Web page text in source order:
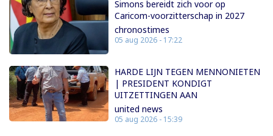
Simons bereidt zich voor op
Caricom-voorzitterschap in 2027
chronostimes
05 aug 2026 - 17:22
HARDE LIJN TEGEN MENNONIETEN
| PRESIDENT KONDIGT
UITZETTINGEN AAN
united news
05 aug 2026 - 15:39